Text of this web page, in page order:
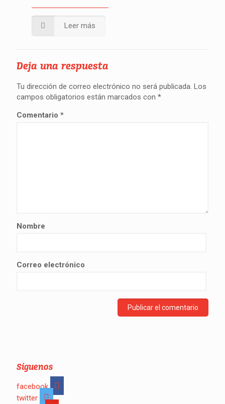
Leer más
Deja una respuesta
Tu dirección de correo electrónico no será publicada. Los
campos obligatorios están marcados con *
Comentario *
Nombre
Correo electrónico
Síguenos
facebook
twitter